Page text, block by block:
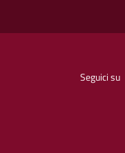
Seguici su